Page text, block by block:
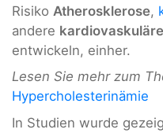
Risiko Atherosklerose,
andere
entwickeln, einher.
Lesen Sie mehr zum
Hypercholesterinämie
In Studien wurde